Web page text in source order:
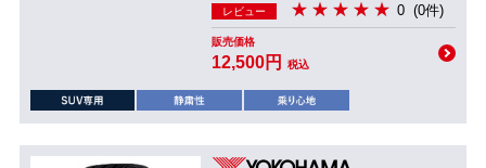
レビュー 0 (0件)
販売価格
12,500円 税込